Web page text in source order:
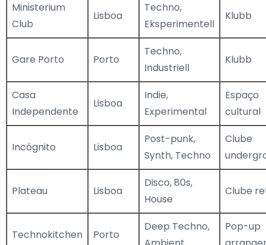
Ministerium
Club
Lisboa
Techno,
Eksperimentell
Klubb
Gare Porto Porto
Techno,
Industriell
Klubb
Casa
Independente
Lisboa
Indie,
Experimental
Espaço
cultural
Incógnito Lisboa
Post-punk,
Synth, Techno
Clube
Plateau Lisboa
Disco, 80s,
House
Clube
Technokitchen Porto
Deep Techno,
Pop-up